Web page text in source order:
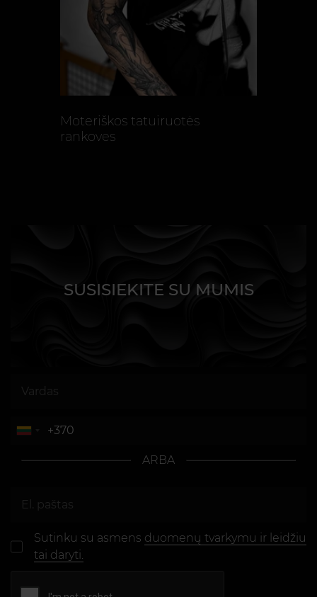
Moteriškos tatuiruotės
rankoves
SUSISIEKITE SU MUMIS
ARBA
Sutinku su asmens duomenų tvarkymu ir leidžiu
tai daryti.